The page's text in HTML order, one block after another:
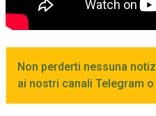
Non perderti nessuna
ai nostri canali Telegram o